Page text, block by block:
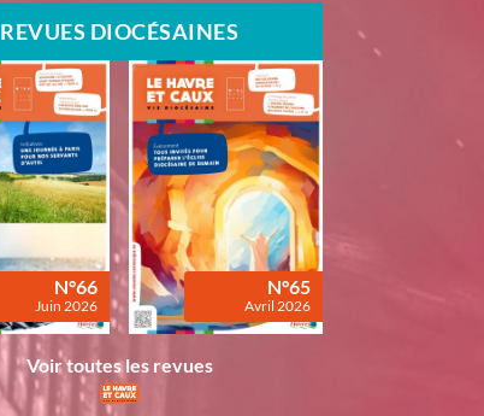
REVUES DIOCÉSAINES
N°66
Juin 2026
N°65
Avril 2026
Voir toutes les revues